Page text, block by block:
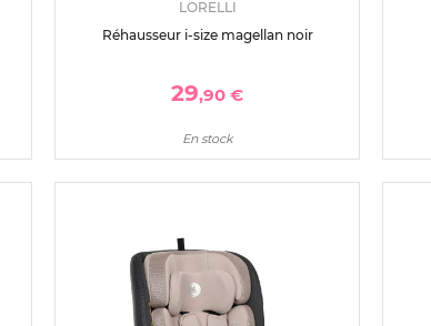
LORELLI
Réhausseur i-size magellan noir
29,90 €
En stock